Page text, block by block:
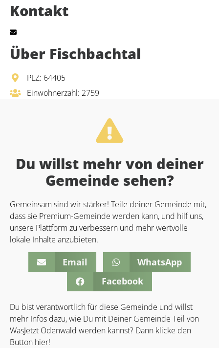
Über Fischbachtal
PLZ: 64405
Einwohnerzahl: 2759
Kontakt
Du willst mehr von deiner
Gemeinde sehen?
Gemeinsam sind wir stärker! Teile deiner Gemeinde mit,
dass sie Premium-Gemeinde werden kann, und hilf uns,
unsere Plattform zu verbessern und mehr wertvolle
lokale Inhalte anzubieten.
Email
WhatsApp
Facebook
Du bist verantwortlich für diese Gemeinde und willst
mehr Infos dazu, wie Du mit Deiner Gemeinde Teil von
WasJetzt Odenwald werden kannst? Dann klicke den
Button hier!